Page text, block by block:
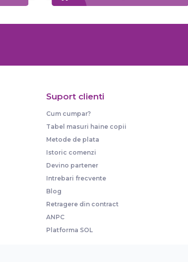
Suport clienti
Cum cumpar?
Tabel masuri haine copii
Metode de plata
Istoric comenzi
Devino partener
Intrebari frecvente
Blog
Retragere din contract
ANPC
Platforma SOL